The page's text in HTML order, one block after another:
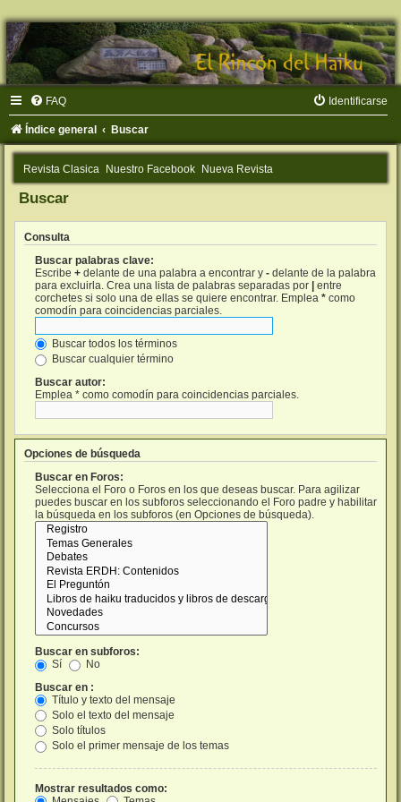
FAQ Identificarse
Índice general Buscar
Revista Clasica Nuestro Facebook Nueva Revista
Buscar
Consulta
Buscar palabras clave:
Escribe + delante de una palabra a encontrar y - delante de la palabra
para excluirla. Crea una lista de palabras separadas por
entre
corchetes si solo una de ellas se quiere encontrar. Emplea * como
comodín para coincidencias parciales.
Buscar todos los términos
Buscar cualquier término
Buscar autor:
Emplea * como comodín para coincidencias parciales.
Opciones de búsqueda
Buscar en Foros:
Selecciona el Foro o Foros en los que deseas buscar. Para agilizar
puedes buscar en los subforos seleccionando el Foro padre y habilitar
la búsqueda en los subforos (en Opciones de búsqueda).
Buscar en subforos:
Sí
No
Buscar en :
Título y texto del mensaje
Solo el texto del mensaje
Solo títulos
Solo el primer mensaje de los temas
Mostrar resultados como: